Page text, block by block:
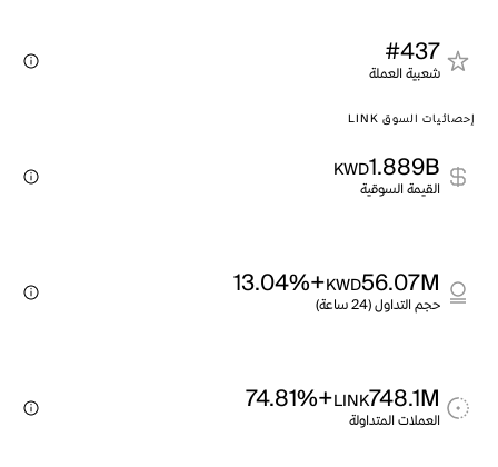
#437
شعبية العملة
إحصائيات السوق LINK
1.889B
KWD
القيمة السوقية
56.07M
KWD
+13.04%
حجم التداول (24 ساعة)
748.1M
LINK
+74.81%
العملات المتداولة